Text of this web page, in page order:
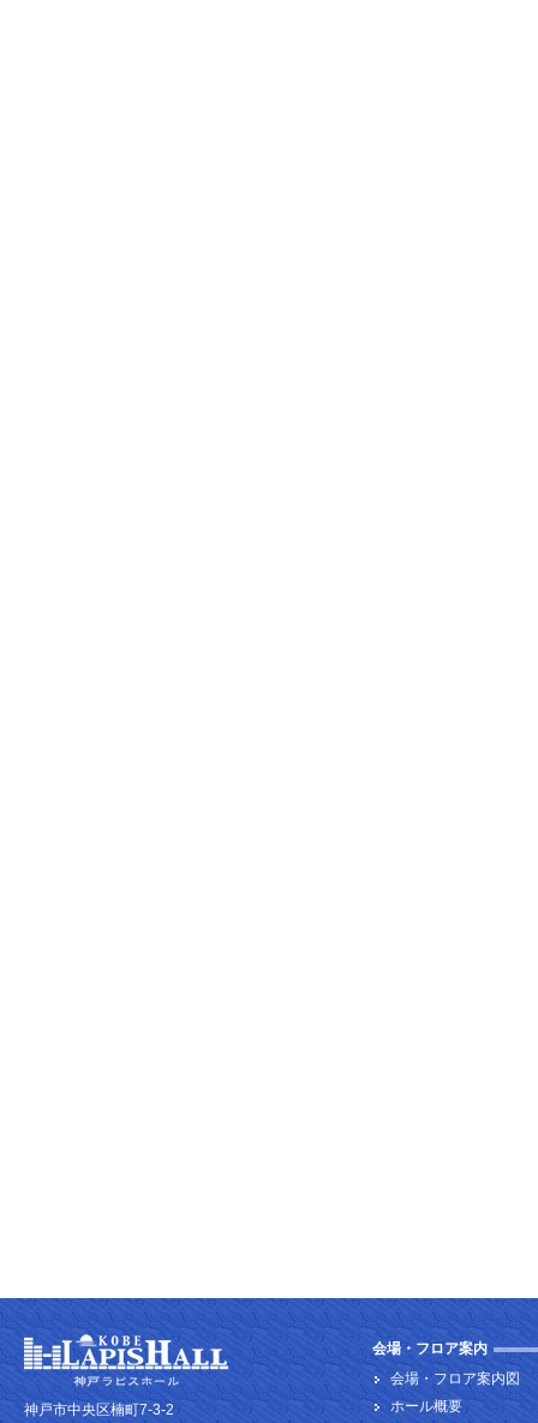
神戸市中央区楠町7-3-2
会場・フロア案内
会場・フロア案内図
ホール概要